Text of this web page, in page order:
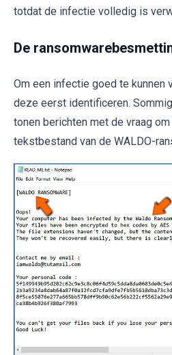
totdat de infectie volledig is
De
Om een infectie goed te kunnen
deze eerst identificeren.
tonen berichten met de vraag
tekstbestand van de WALDO-